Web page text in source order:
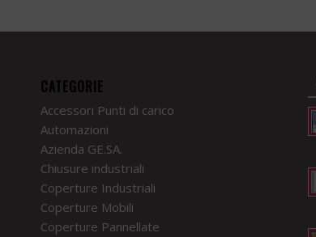
CATEGORIE
Accessori Punti di carico
Automazioni
Azienda GE.SA.
Chiusure industriali
Coperture Industriali
Coperture Mobili
Coperture Pannellate